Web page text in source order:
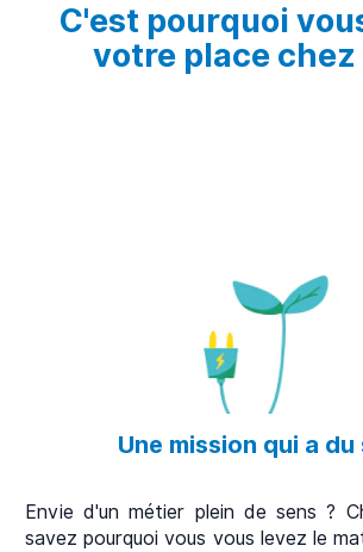
C'est pourquoi
votre place chez
Une mission qui a du
Envie d'un métier plein de sens ?
savez pourquoi vous vous levez le